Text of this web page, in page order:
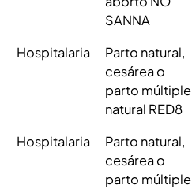
SANNA
Hospitalaria
Parto natural,
cesárea o
parto múltiple
natural RED8
Hospitalaria
Parto natural,
cesárea o
parto múltiple